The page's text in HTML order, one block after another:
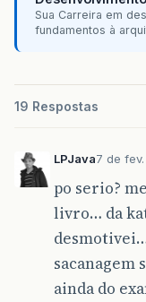
Sua Carreira em
fundamentos à
19 Respostas
LPJava7 de
po serio?
livro… da
sacanagem
ainda do